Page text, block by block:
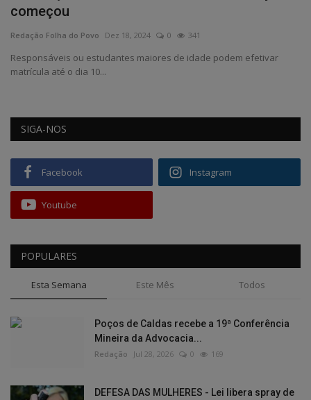
Edições em PDF
Fotos
começou
Redação Folha do Povo Dez 18, 2024 0 341
Responsáveis ou estudantes maiores de idade podem efetivar
matrícula até o dia 10...
SIGA-NOS
Facebook Instagram
Youtube
POPULARES
Esta Semana Este Mês Todos
Poços de Caldas recebe a 19ª Conferência
Mineira da Advocacia...
Redação Jul 28, 2026 0 169
DEFESA DAS MULHERES - Lei libera spray de